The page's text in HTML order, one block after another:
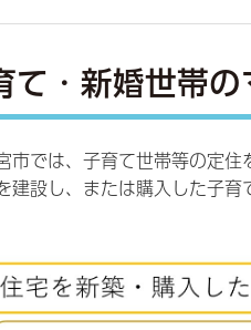
て・新婚世帯
市では、子育て世帯等の定
建設し、または購入した子育